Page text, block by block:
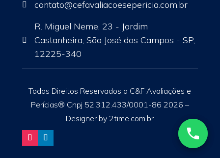
 contato@cefavaliacoesepericia.com.br

R. Miguel Neme, 23 - Jardim
Castanheira, São José dos Campos - SP,
12225-340
Todos Direitos Reservados a C&F Avaliações e
Perícias® Cnpj 52.312.433/0001-86 2026 –
Designer by 2time.com.br